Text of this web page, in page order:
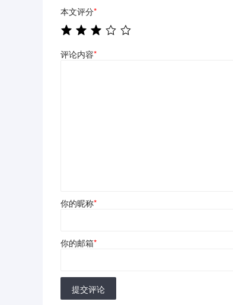
本文评分*
评论内容*
你的昵称*
你的邮箱*
提交评论